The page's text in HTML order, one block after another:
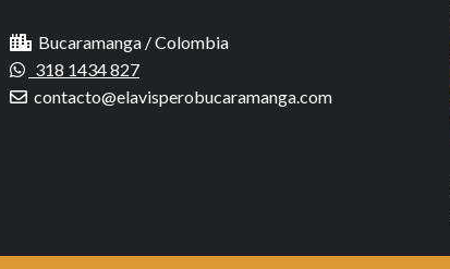
Bucaramanga / Colombia
318 1434 827
contacto@elavisperobucaramanga.com